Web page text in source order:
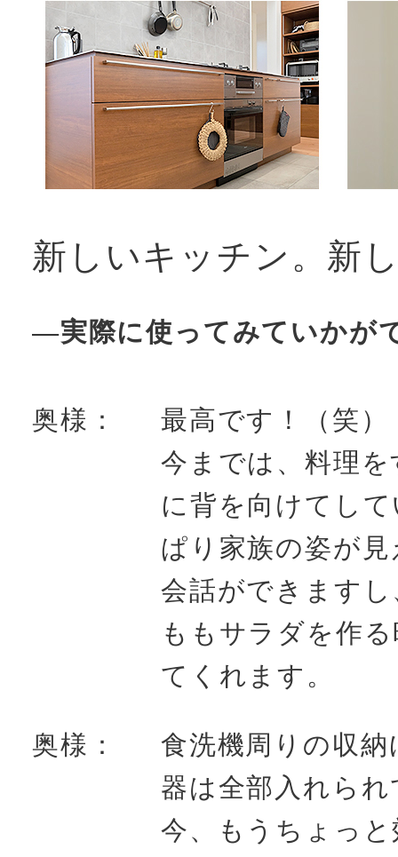
新しいキッチン。新
―実際に使ってみていかが
奥様：
最高です！（笑）
今までは、料理
に背を向けてし
ぱり家族の姿が
会話ができます
ももサラダを作
てくれます。
奥様：
食洗機周りの収
器は全部入れら
今、もうちょっ